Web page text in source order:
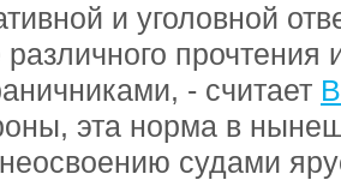
и уголовной
прочтения
- считает
эта норма в
судами